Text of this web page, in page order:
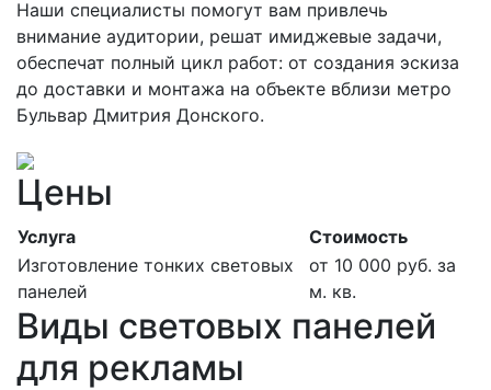
Наши специалисты помогут вам привлечь
внимание аудитории, решат имиджевые задачи,
обеспечат полный цикл работ: от создания эскиза
до доставки и монтажа на объекте вблизи метро
Бульвар Дмитрия Донского.
Цены
Услуга
Стоимость
Изготовление тонких световых
панелей
от 10 000 руб. за
м. кв.
Виды световых панелей
для рекламы